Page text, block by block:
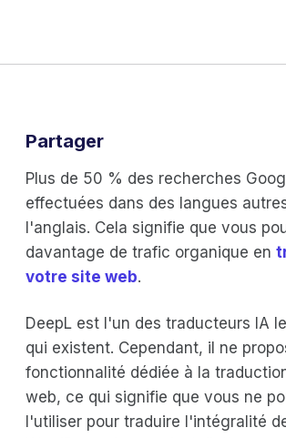
Plus de 50 % des recherches
effectuées dans des langues
l'anglais. Cela signifie que vous
davantage de trafic organique en
votre site web.
DeepL est l'un des traducteurs IA
qui existent. Cependant, il ne
fonctionnalité dédiée à la
web, ce qui signifie que vous ne
l'utiliser pour traduire l'intégralité
Partager